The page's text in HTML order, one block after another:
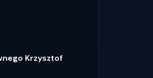
Krzysztof